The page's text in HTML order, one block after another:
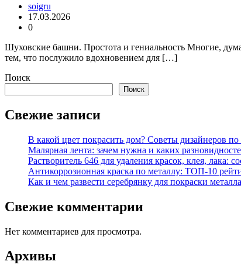
soigru
17.03.2026
0
Шуховские башни. Простота и гениальность Многие,
тем, что послужило вдохновением для […]
Поиск
Поиск
Свежие записи
В какой цвет покрасить дом? Советы дизайнеров
Малярная лента: зачем нужна и каких
Растворитель 646 для удаления красок, клея, лака:
Антикоррозионная краска по металлу: ТОП-10
Как и чем развести серебрянку для покраски
Свежие комментарии
Нет комментариев для просмотра.
Архивы